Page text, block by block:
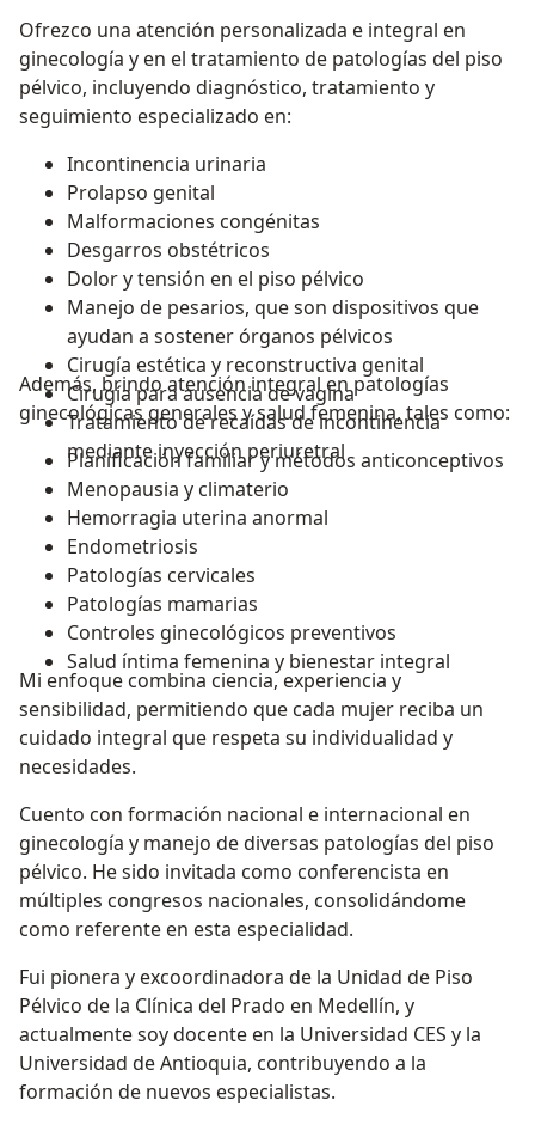
Ofrezco una atención personalizada e integral en
ginecología y en el tratamiento de patologías del piso
pélvico, incluyendo diagnóstico, tratamiento y
seguimiento especializado en:
Incontinencia urinaria
Prolapso genital
Malformaciones congénitas
Desgarros obstétricos
Dolor y tensión en el piso pélvico
Manejo de pesarios, que son dispositivos que
ayudan a sostener órganos pélvicos
Cirugía estética y reconstructiva genital
Cirugía para ausencia de vagina
Tratamiento de recaídas de incontinencia
mediante inyección periuretral
Además, brindo atención integral en patologías
ginecológicas generales y salud femenina, tales como:
Planificación familiar y métodos anticonceptivos
Menopausia y climaterio
Hemorragia uterina anormal
Endometriosis
Patologías cervicales
Patologías mamarias
Controles ginecológicos preventivos
Salud íntima femenina y bienestar integral
Mi enfoque combina ciencia, experiencia y
sensibilidad, permitiendo que cada mujer reciba un
cuidado integral que respeta su individualidad y
necesidades.
Cuento con formación nacional e internacional en
ginecología y manejo de diversas patologías del piso
pélvico. He sido invitada como conferencista en
múltiples congresos nacionales, consolidándome
como referente en esta especialidad.
Fui pionera y excoordinadora de la Unidad de Piso
Pélvico de la Clínica del Prado en Medellín, y
actualmente soy docente en la Universidad CES y la
Universidad de Antioquia, contribuyendo a la
formación de nuevos especialistas.